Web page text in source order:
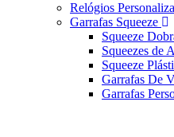
Relógios
Garrafas Squeeze
Squeeze
Squeezes de
Squeeze
Garrafas De
Garrafas